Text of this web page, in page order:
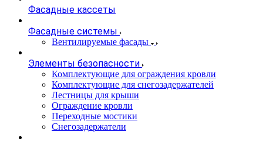
Фасадные кассеты
Фасадные системы
Вентилируемые фасады
Элементы безопасности
Комплектующие для ограждения кровли
Комплектующие для снегозадержателей
Лестницы для крыши
Ограждение кровли
Переходные мостики
Снегозадержатели